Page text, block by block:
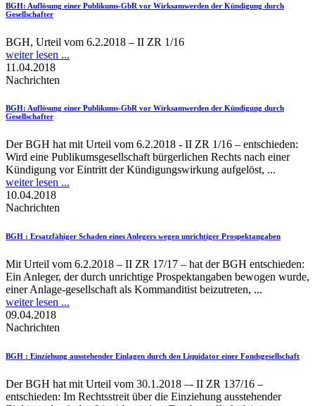
BGH: Auflösung einer Publikums-GbR vor Wirksamwerden der Kündigung durch
Gesellschafter
BGH, Urteil vom 6.2.2018 – II ZR 1/16
weiter lesen ...
11.04.2018
Nachrichten
BGH: Auflösung einer Publikums-GbR vor Wirksamwerden der Kündigung durch
Gesellschafter
Der BGH hat mit Urteil vom 6.2.2018 - II ZR 1/16 – entschieden:
Wird eine Publikumsgesellschaft bürgerlichen Rechts nach einer
Kündigung vor Eintritt der Kündigungswirkung aufgelöst, ...
weiter lesen ...
10.04.2018
Nachrichten
BGH : Ersatzfähiger Schaden eines Anlegers wegen unrichtiger Prospektangaben
Mit Urteil vom 6.2.2018 – II ZR 17/17 – hat der BGH entschieden:
Ein Anleger, der durch unrichtige Prospektangaben bewogen wurde,
einer Anlage-gesellschaft als Kommanditist beizutreten, ...
weiter lesen ...
09.04.2018
Nachrichten
BGH : Einziehung ausstehender Einlagen durch den Liquidator einer Fondsgesellschaft
Der BGH hat mit Urteil vom 30.1.2018 –- II ZR 137/16 –
entschieden: Im Rechtsstreit über die Einziehung ausstehender